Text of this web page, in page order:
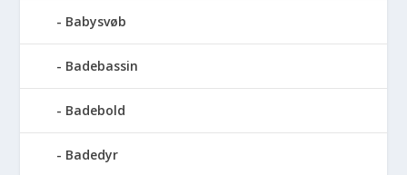
Babysvøb
Badebassin
Badebold
Badedyr